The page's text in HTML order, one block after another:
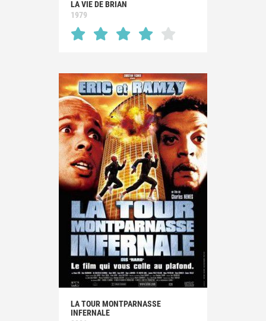
LA VIE DE BRIAN
1979
LA TOUR MONTPARNASSE
INFERNALE